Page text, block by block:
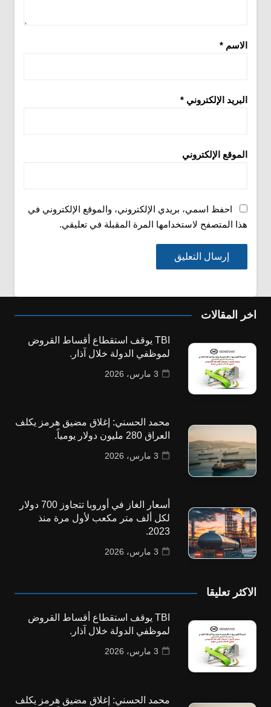
الاسم *
البريد الإلكتروني *
الموقع الإلكتروني
احفظ اسمي، بريدي الإلكتروني، والموقع الإلكتروني في
هذا المتصفح لاستخدامها المرة المقبلة في تعليقي.
اخر المقالات
TBI يوقف استقطاع أقساط القروض
لموظفي الدولة خلال آذار.
3 مارس، 2026
محمد الحسني: إغلاق مضيق هرمز يكلف
العراق 280 مليون دولار يومياً.
3 مارس، 2026
أسعار الغاز في أوروبا تتجاوز 700 دولار
لكل ألف متر مكعب لأول مرة منذ
2023.
3 مارس، 2026
الاكثر تعليقا
TBI يوقف استقطاع أقساط القروض
لموظفي الدولة خلال آذار.
3 مارس، 2026
محمد الحسني: إغلاق مضيق هرمز يكلف